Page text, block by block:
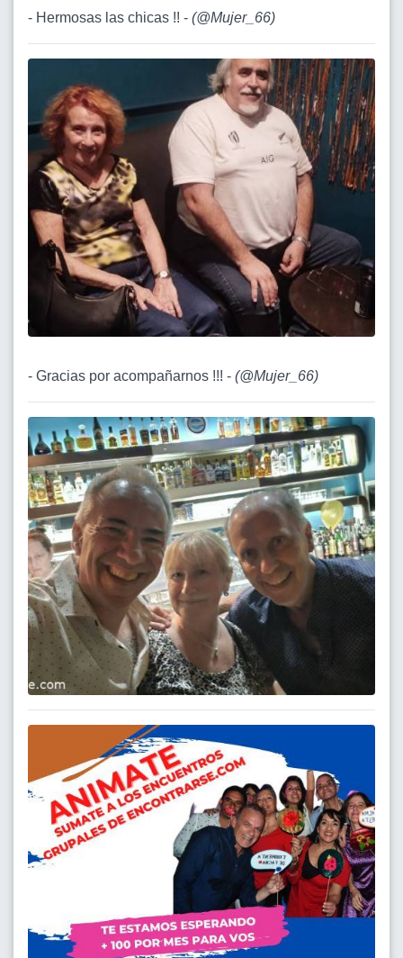
- Hermosas las chicas !! - (@Mujer_66)
- Gracias por acompañarnos !!! - (@Mujer_66)